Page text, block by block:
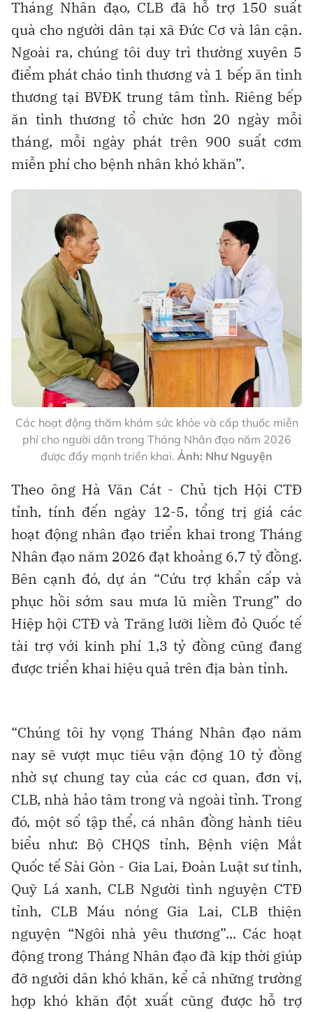
Tháng Nhân đạo, CLB đã hỗ trợ 150 suất
quà cho người dân tại xã Đức Cơ và lân cận.
Ngoài ra, chúng tôi duy trì thường xuyên 5
điểm phát cháo tình thương và 1 bếp ăn tình
thương tại BVĐK trung tâm tỉnh. Riêng bếp
ăn tình thương tổ chức hơn 20 ngày mỗi
tháng, mỗi ngày phát trên 900 suất cơm
miễn phí cho bệnh nhân khó khăn”.
Các hoạt động thăm khám sức khỏe và cấp thuốc miễn
phí cho người dân trong Tháng Nhân đạo năm 2026
được đẩy mạnh triển khai. Ảnh: Như Nguyện
Theo ông Hà Văn Cát - Chủ tịch Hội CTĐ
tỉnh, tính đến ngày 12-5, tổng trị giá các
hoạt động nhân đạo triển khai trong Tháng
Nhân đạo năm 2026 đạt khoảng 6,7 tỷ đồng.
Bên cạnh đó, dự án “Cứu trợ khẩn cấp và
phục hồi sớm sau mưa lũ miền Trung” do
Hiệp hội CTĐ và Trăng lưỡi liềm đỏ Quốc tế
tài trợ với kinh phí 1,3 tỷ đồng cũng đang
được triển khai hiệu quả trên địa bàn tỉnh.
“Chúng tôi hy vọng Tháng Nhân đạo năm
nay sẽ vượt mục tiêu vận động 10 tỷ đồng
nhờ sự chung tay của các cơ quan, đơn vị,
CLB, nhà hảo tâm trong và ngoài tỉnh. Trong
đó, một số tập thể, cá nhân đồng hành tiêu
biểu như: Bộ CHQS tỉnh, Bệnh viện Mắt
Quốc tế Sài Gòn - Gia Lai, Đoàn Luật sư tỉnh,
Quỹ Lá xanh, CLB Người tình nguyện CTĐ
tỉnh, CLB Máu nóng Gia Lai, CLB thiện
nguyện “Ngôi nhà yêu thương”... Các hoạt
động trong Tháng Nhân đạo đã kịp thời giúp
đỡ người dân khó khăn, kể cả những trường
hợp khó khăn đột xuất cũng được hỗ trợ